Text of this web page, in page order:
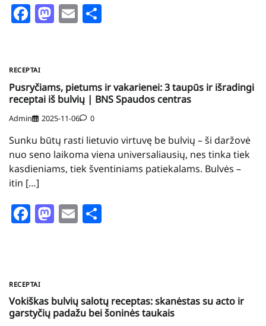
Facebook
Mastodon
Email
RECEPTAI
Pusryčiams, pietums ir vakarienei: 3 taupūs ir išradingi
receptai iš bulvių | BNS Spaudos centras
Admin 2025-11-06 0
Sunku būtų rasti lietuvio virtuvę be bulvių – ši daržovė
nuo seno laikoma viena universaliausių, nes tinka tiek
kasdieniams, tiek šventiniams patiekalams. Bulvės –
itin […]
Facebook
Mastodon
Email
RECEPTAI
Vokiškas bulvių salotų receptas: skanėstas su acto ir
garstyčių padažu bei šoninės taukais